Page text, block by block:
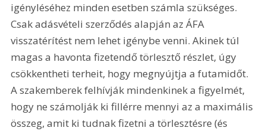
igényléséhez minden esetben számla szükséges.
Csak adásvételi szerződés alapján az ÁFA
visszatérítést nem lehet igénybe venni. Akinek túl
magas a havonta fizetendő törlesztő részlet, úgy
csökkentheti terheit, hogy megnyújtja a futamidőt.
A szakemberek felhívják mindenkinek a figyelmét,
hogy ne számolják ki fillérre mennyi az a maximális
összeg, amit ki tudnak fizetni a törlesztésre (és